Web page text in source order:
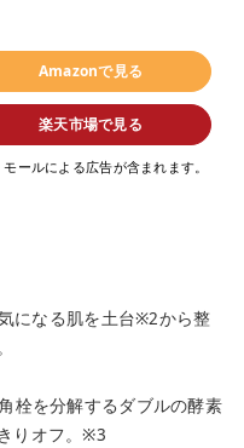
Amazonで見る
楽天市場で見る
ールによる広告が含まれます。
になる肌を土台※2から整
栓を分解するダブルの酵素
りオフ。※3